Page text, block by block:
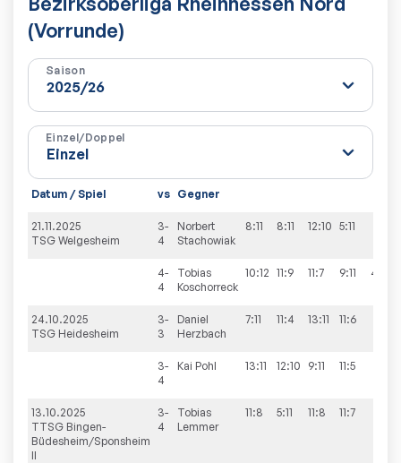
(Vorrunde)
Saison
Einzel/Doppel
Datum / Spiel vs Gegner
21.11.2025
TSG Welgesheim
3-
4
Norbert
Stachowiak
8:11 8:11 12:10 5:11
4-
4
Tobias
Koschorreck
10:12 11:9 11:7 9:11 4:11
24.10.2025
TSG Heidesheim
3-
3
Daniel
Herzbach
7:11 11:4 13:11 11:6
3-
4
Kai Pohl 13:11 12:10 9:11 11:5
13.10.2025
TTSG Bingen-
Büdesheim/Sponsheim
II
3-
4
Tobias
Lemmer
11:8 5:11 11:8 11:7